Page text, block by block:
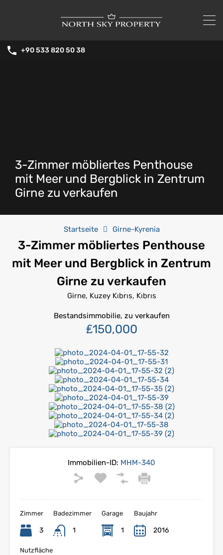
+90 533 820 50 38
3-Zimmer möbliertes Penthouse
mit Meer und Bergblick in Zentrum
Girne zu verkaufen
Startseite Girne-Kyrenia
3-Zimmer möbliertes Penthouse
mit Meer und Bergblick in Zentrum
Girne zu verkaufen
Girne, Kuzey Kıbrıs, Kıbrıs
Bestandsimmobilie, zu verkaufen
₤150,000
Immobilien-ID: MHM-340
Zimmer
3
Badezimmer
1
Garage
1
Baujahr
2016
Nutzfläche